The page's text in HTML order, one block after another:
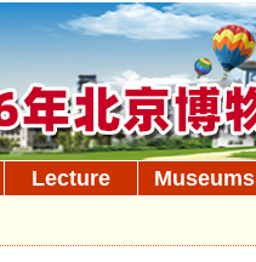
Lecture Museums